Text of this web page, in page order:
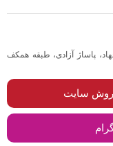
پاساژ آزادی، طبقه همکف
سایت